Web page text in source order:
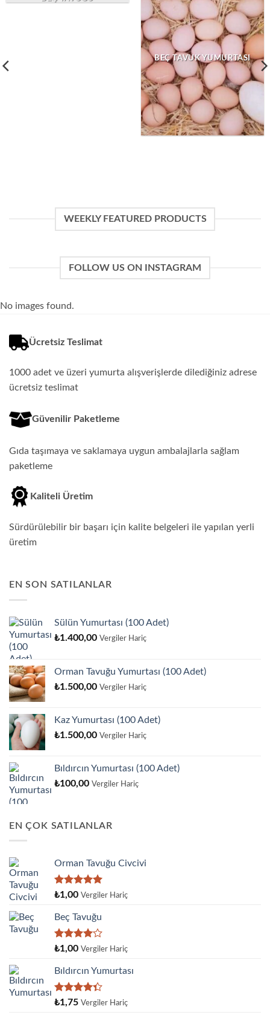
BEÇ TAVUK YUMURTASI
WEEKLY FEATURED PRODUCTS
FOLLOW US ON INSTAGRAM
No images found.
Ücretsiz Teslimat
1000 adet ve üzeri yumurta alışverişlerde dilediğiniz adrese
ücretsiz teslimat
Güvenilir Paketleme
Gıda taşımaya ve saklamaya uygun ambalajlarla sağlam
paketleme
Kaliteli Üretim
Sürdürülebilir bir başarı için kalite belgeleri ile yapılan yerli
üretim
EN SON SATILANLAR
Sülün Yumurtası (100 Adet)
₺1.400,00 Vergiler Hariç
Orman Tavuğu Yumurtası (100 Adet)
₺1.500,00 Vergiler Hariç
Kaz Yumurtası (100 Adet)
₺1.500,00 Vergiler Hariç
Bıldırcın Yumurtası (100 Adet)
₺100,00 Vergiler Hariç
EN ÇOK SATILANLAR
Orman Tavuğu Civcivi
5 üzerinden
aldı
₺1,00 Vergiler Hariç
Beç Tavuğu
5
4.00
aldı
₺1,00 Vergiler Hariç
Bıldırcın Yumurtası
5
₺1,75 Vergiler Hariç